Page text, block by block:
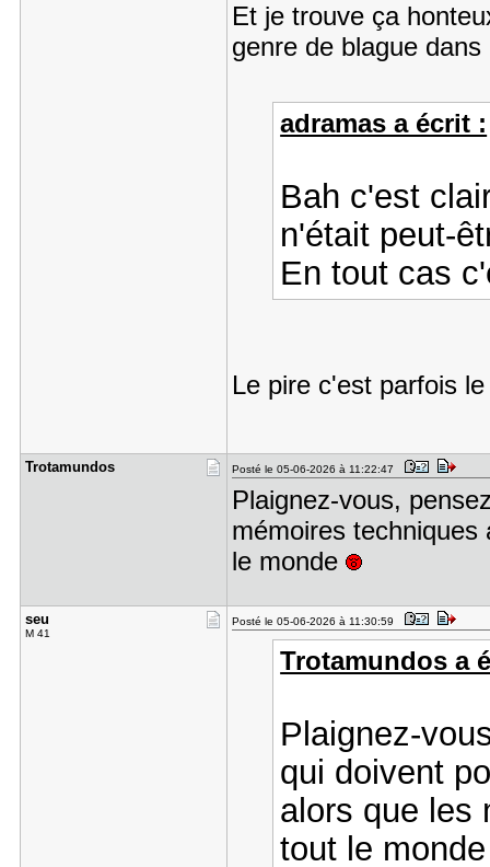
Et je trouve ça
genre de blague
adramas a écrit :
Bah c'est
n'était peut-
En tout cas
Le pire c'est parfois
Trotamundo​s Posté le 05-06-2026 à 11:22:47
Plaignez-vous,
mémoires
le monde
seu
M 41
Posté le 05-06-2026 à 11:30:59
Trotamundos a
Plaignez-
qui doivent
alors que les
tout le